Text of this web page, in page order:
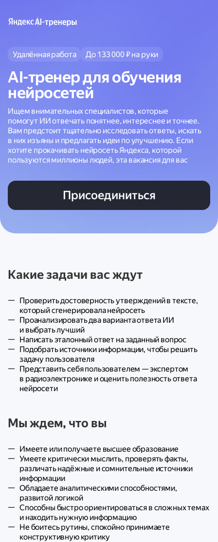
Удалённая работа До 133 000 ₽ на руки
AI-тренер для обучения
нейросетей
Ищем внимательных специалистов, которые
помогут ИИ отвечать понятнее, интереснее и точнее.
Вам предстоит тщательно исследовать ответы, искать
в них изъяны и предлагать идеи по улучшению. Если
хотите прокачивать нейросеть Яндекса, которой
пользуются миллионы людей, эта вакансия для вас
Присоединиться
Какие задачи вас ждут
Проверить достоверность утверждений в тексте,
который сгенерировала нейросеть
Проанализировать два варианта ответа ИИ
и выбрать лучший
Написать эталонный ответ на заданный вопрос
Подобрать источники информации, чтобы решить
задачу пользователя
Представить себя пользователем — экспертом
в радиоэлектронике и оценить полезность ответа
нейросети
Мы ждем, что вы
Имеете или получаете высшее образование
Умеете критически мыслить, проверять факты,
различать надёжные и сомнительные источники
информации
Обладаете аналитическими способностями,
развитой логикой
Способны быстро ориентироваться в сложных темах
и находить нужную информацию
Не боитесь рутины, спокойно принимаете
конструктивную критику